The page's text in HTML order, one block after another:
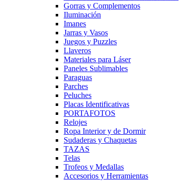
Gorras y Complementos
Iluminación
Imanes
Jarras y Vasos
Juegos y Puzzles
Llaveros
Materiales para Láser
Paneles Sublimables
Paraguas
Parches
Peluches
Placas Identificativas
PORTAFOTOS
Relojes
Ropa Interior y de Dormir
Sudaderas y Chaquetas
TAZAS
Telas
Trofeos y Medallas
Accesorios y Herramientas